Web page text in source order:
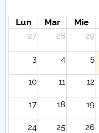
Lun Mar Mie
27
28 29
3 4 5
10 11 12
17 18 19
24 25 26